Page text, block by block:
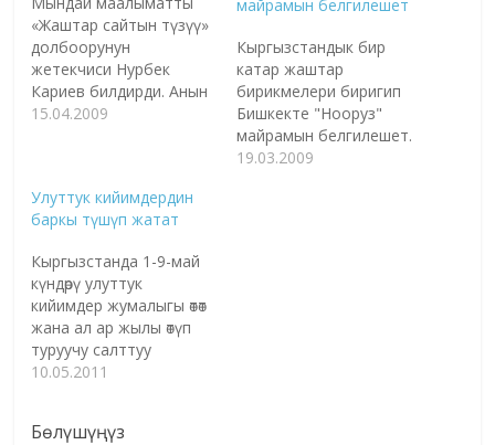
«Жаштар сайтын түзүү»
долбоорунун
жетекчиси Нурбек
Кариев билдирди. Анын
айтымында сайт
соолугун чыңдоо жана
аны алдын алуу
«Ал эми мындан
сырткары сайт аркылуу
жаштар ачык айкын өз
ойлорун жана
суроолорун бере
алышат» - деди Н.
жагдай…
15.04.2009
майрамын белгилешет
Кыргызстандык бир
катар жаштар
бирикмелери биригип
Бишкекте "Нооруз"
майрамын белгилешет.
Бул тууралуу "Ак
19.03.2009
Улуттук кийимдердин
баркы түшүп жатат
Кыргызстанда 1-9-май
күндөрү улуттук
кийимдер жумалыгы өтөт
жана ал ар жылы өтүп
туруучу салттуу
жумалыкка айланат.
коомдук бирикмеси,
10.05.2011
Бөлүшүңүз